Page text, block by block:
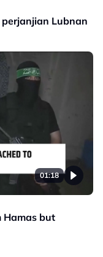
Lubnan
01:18
Hamas but